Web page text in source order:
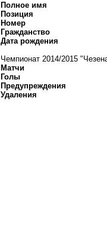
Полное имя
Позиция
Номер
Гражданство
Дата рождения
Чемпионат 2014/2015
Матчи
Голы
Предупреждения
Удаления